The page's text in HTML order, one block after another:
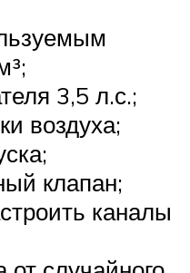
3,5 л.с.;
воздуха;
клапан;
каналы